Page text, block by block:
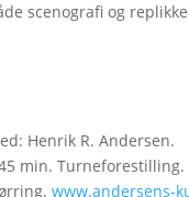
scenografi og
Henrik R. Andersen.
min. Turneforestilling.
www.andersens-